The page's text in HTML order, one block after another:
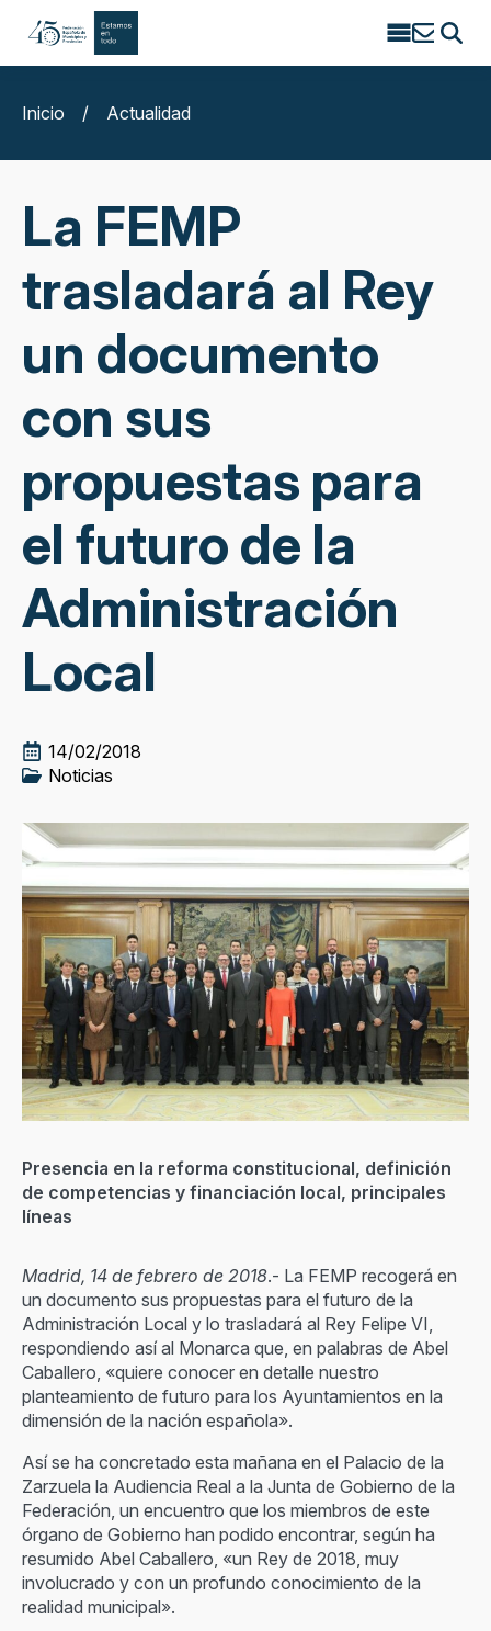
Search
Inicio
/ Actualidad
La FEMP
trasladará al Rey
un documento
con sus
propuestas para
el futuro de la
Administración
Local
14/02/2018
Noticias
Presencia en la reforma constitucional, definición
de competencias y financiación local, principales
líneas
Madrid, 14 de febrero de 2018.- La FEMP recogerá en
un documento sus propuestas para el futuro de la
Administración Local y lo trasladará al Rey Felipe VI,
respondiendo así al Monarca que, en palabras de Abel
Caballero, «quiere conocer en detalle nuestro
planteamiento de futuro para los Ayuntamientos en la
dimensión de la nación española».
Así se ha concretado esta mañana en el Palacio de la
Zarzuela la Audiencia Real a la Junta de Gobierno de la
Federación, un encuentro que los miembros de este
órgano de Gobierno han podido encontrar, según ha
resumido Abel Caballero, «un Rey de 2018, muy
involucrado y con un profundo conocimiento de la
realidad municipal».